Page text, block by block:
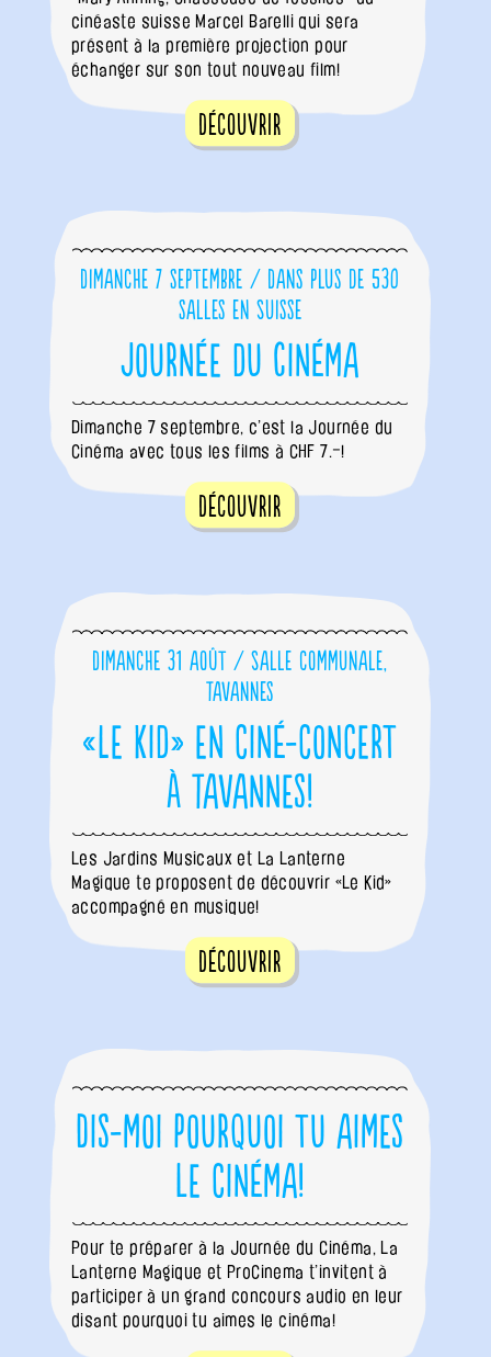
cinéaste suisse Marcel Barelli qui sera
présent à la première projection pour
échanger sur son tout nouveau film!
Découvrir
Dimanche 7 septembre / Dans plus de 530
salles en Suisse
Journée du Cinéma
Dimanche 7 septembre, c’est la Journée du
Cinéma avec tous les films à CHF 7.–!
Découvrir
Dimanche 31 août / Salle communale,
Tavannes
«Le Kid» en ciné-concert
à Tavannes!
Les Jardins Musicaux et La Lanterne
Magique te proposent de découvrir «Le Kid»
accompagné en musique!
Découvrir
Dis-moi pourquoi tu aimes
le cinéma!
Pour te préparer à la Journée du Cinéma, La
Lanterne Magique et ProCinema t’invitent à
participer à un grand concours audio en leur
disant pourquoi tu aimes le cinéma!